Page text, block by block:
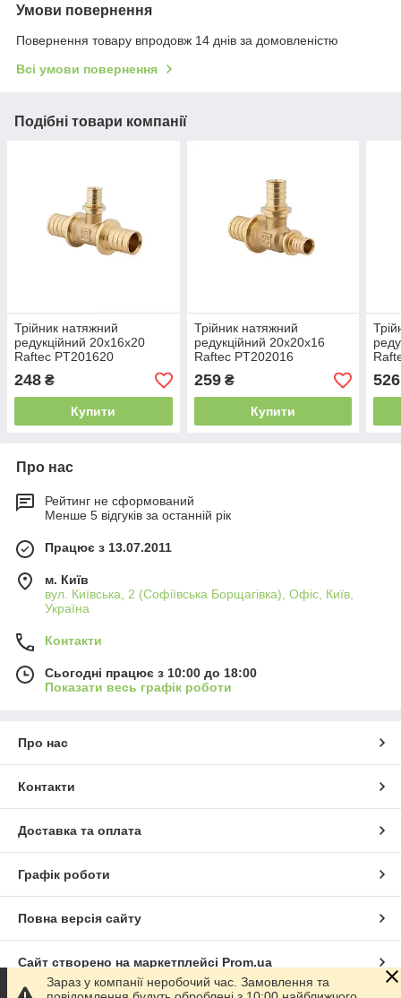
Умови повернення
Повернення товару впродовж 14 днів за домовленістю
Всі умови повернення
Подібні товари компанії
Трійник натяжний
редукційний 20х16х20
Raftec PT201620
248 ₴
Купити
Трійник натяжний
редукційний 20х20х16
Raftec PT202016
259₴
Купити
526
Про нас
Рейтинг не сформований
Менше 5 відгуків за останній рік
Працює з 13.07.2011
м. Київ
вул. Київська, 2 (Софіївська Борщагівка), Офіс, Київ,
Україна
Контакти
Сьогодні працює з 10:00 до 18:00
Показати весь графік роботи
Про нас
Контакти
Доставка та оплата
Графік роботи
Повна версія сайту
Сайт створено на маркетплейсі Prom.ua
Зараз у компанії неробочий час. Замовлення та